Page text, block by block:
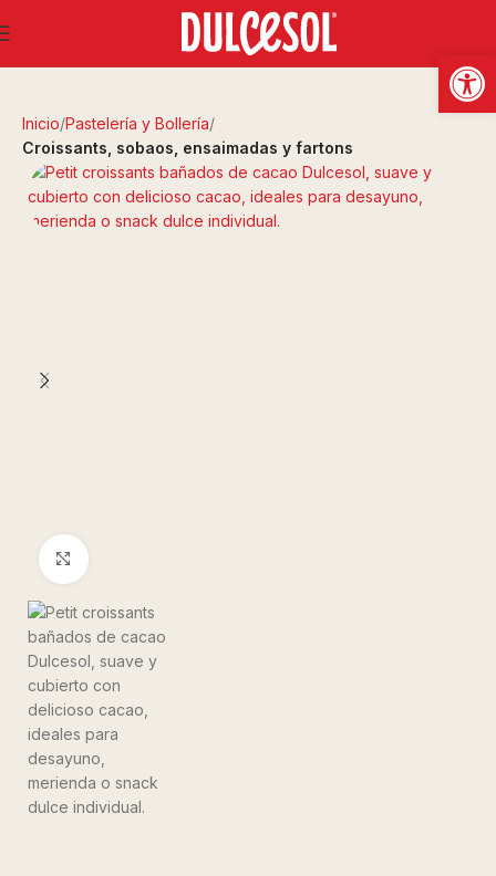
Inicio Pastelería y Bollería
Croissants, sobaos, ensaimadas y fartons
Clic para ampliar